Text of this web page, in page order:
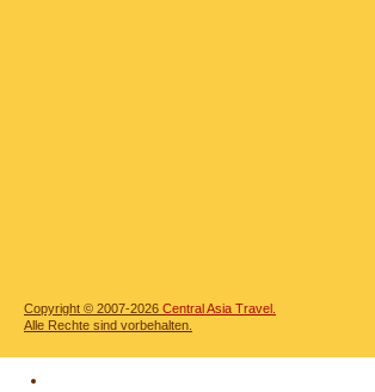
Copyright © 2007-2026 Central Asia Travel.
Alle Rechte sind vorbehalten.